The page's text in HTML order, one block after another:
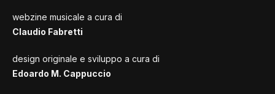
webzine musicale a cura di
Claudio Fabretti
design originale e sviluppo a cura di
Edoardo M. Cappuccio